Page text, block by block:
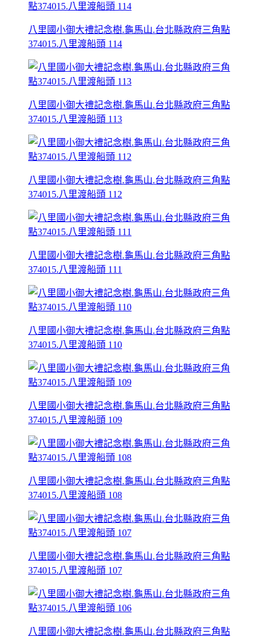
八里國小御大禮記念樹.龜馬山.台北縣政府三角點
374015.八里渡船頭 114
八里國小御大禮記念樹.龜馬山.台北縣政府三角點
374015.八里渡船頭 113
八里國小御大禮記念樹.龜馬山.台北縣政府三角點
374015.八里渡船頭 112
八里國小御大禮記念樹.龜馬山.台北縣政府三角點
374015.八里渡船頭 111
八里國小御大禮記念樹.龜馬山.台北縣政府三角點
374015.八里渡船頭 110
八里國小御大禮記念樹.龜馬山.台北縣政府三角點
374015.八里渡船頭 109
八里國小御大禮記念樹.龜馬山.台北縣政府三角點
374015.八里渡船頭 108
八里國小御大禮記念樹.龜馬山.台北縣政府三角點
374015.八里渡船頭 107
八里國小御大禮記念樹.龜馬山.台北縣政府三角點